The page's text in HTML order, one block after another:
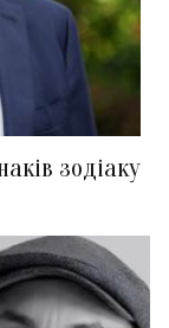
зодіаку